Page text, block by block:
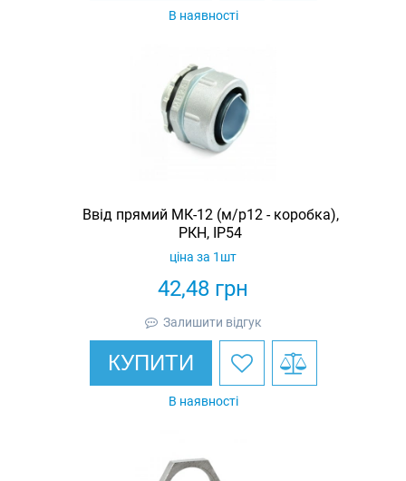
В наявності
Ввід прямий МК-12 (м/р12 - коробка),
РКН, IP54
42,48 грн
ціна за 1шт
Залишити відгук
КУПИТИ
В наявності